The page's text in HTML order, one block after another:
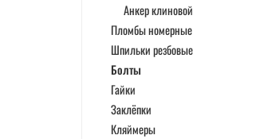
Анкер клиновой
Пломбы номерные
Шпильки резбовые
Болты
Гайки
Заклёпки
Кляймеры